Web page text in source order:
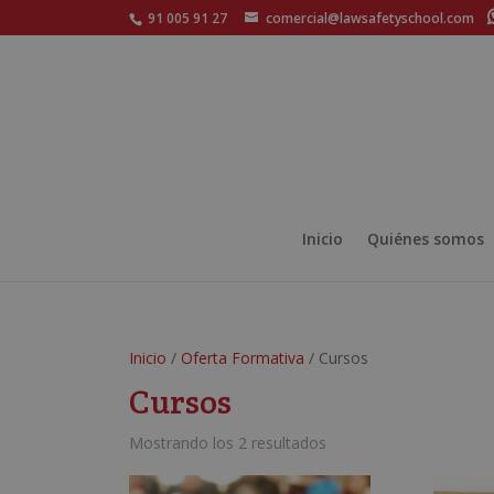
91 005 91 27 comercial@lawsafetyschool.com
Inicio Quiénes somos
Inicio / Oferta Formativa / Cursos
Cursos
Mostrando los 2 resultados